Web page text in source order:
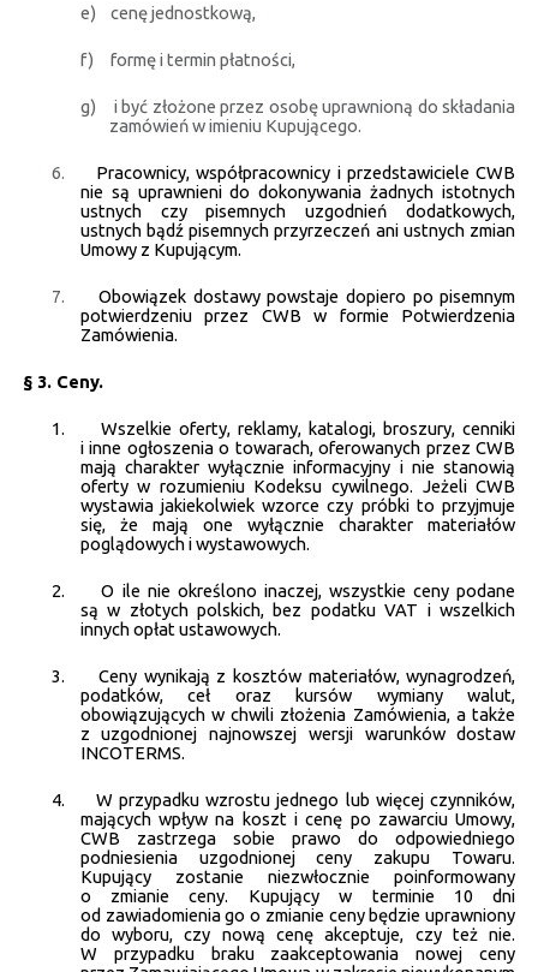
e) cenę jednostkową,
f) formę i termin płatności,
g)
i być złożone przez osobę uprawnioną do składania
zamówień w imieniu Kupującego.
6.
Pracownicy, współpracownicy i przedstawiciele CWB
nie są uprawnieni do dokonywania żadnych istotnych
ustnych czy pisemnych uzgodnień dodatkowych,
ustnych bądź pisemnych przyrzeczeń ani ustnych zmian
Umowy z Kupującym.
7.
Obowiązek dostawy powstaje dopiero po pisemnym
potwierdzeniu przez CWB w formie Potwierdzenia
Zamówienia.
§ 3. Ceny.
1.
Wszelkie oferty, reklamy, katalogi, broszury, cenniki
i inne ogłoszenia o towarach, oferowanych przez CWB
mają charakter wyłącznie informacyjny i nie stanowią
oferty w rozumieniu Kodeksu cywilnego. Jeżeli CWB
wystawia jakiekolwiek wzorce czy próbki to przyjmuje
się, że mają one wyłącznie charakter materiałów
poglądowych i wystawowych.
2.
O ile nie określono inaczej, wszystkie ceny podane
są w złotych polskich, bez podatku VAT i wszelkich
innych opłat ustawowych.
3.
Ceny wynikają z kosztów materiałów, wynagrodzeń,
podatków, ceł oraz kursów wymiany walut,
obowiązujących w chwili złożenia Zamówienia, a także
z uzgodnionej najnowszej wersji warunków dostaw
INCOTERMS.
4.
W przypadku wzrostu jednego lub więcej czynników,
mających wpływ na koszt i cenę po zawarciu Umowy,
CWB zastrzega sobie prawo do odpowiedniego
podniesienia uzgodnionej ceny zakupu Towaru.
Kupujący zostanie niezwłocznie poinformowany
o zmianie ceny. Kupujący w terminie 10 dni
od zawiadomienia go o zmianie ceny będzie uprawniony
do wyboru, czy nową cenę akceptuje, czy też nie.
W przypadku braku zaakceptowania nowej ceny